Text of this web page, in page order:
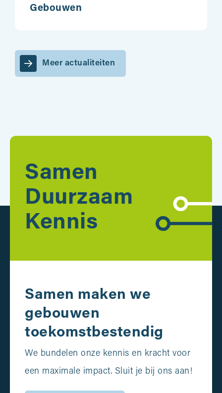
Gebouwen
Meer actualiteiten
Samen
Duurzaam
Kennis
Samen maken we
gebouwen
toekomstbestendig
We bundelen onze kennis en kracht voor
een maximale impact. Sluit je bij ons aan!